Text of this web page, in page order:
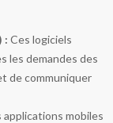
: Ces logiciels
les demandes des
de communiquer
applications mobiles